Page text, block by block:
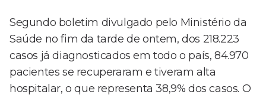
Segundo boletim divulgado pelo Ministério da
Saúde no fim da tarde de ontem, dos 218.223
casos já diagnosticados em todo o país, 84.970
pacientes se recuperaram e tiveram alta
hospitalar, o que representa 38,9% dos casos. O